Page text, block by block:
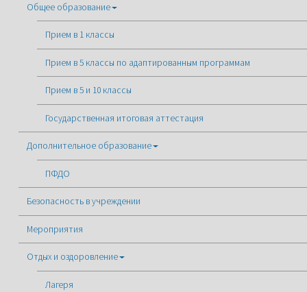
Общее образование
Прием в 1 классы
Прием в 5 классы по адаптированным программам
Прием в 5 и 10 классы
Государственная итоговая аттестация
Дополнительное образование
ПФДО
Безопасность в учреждении
Мероприятия
Отдых и оздоровление
Лагеря